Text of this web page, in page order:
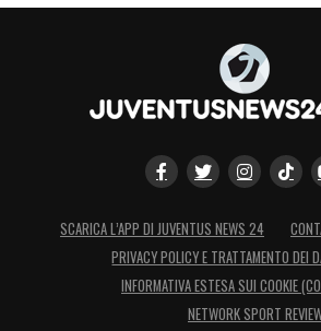
SCARICA L’APP DI JUVENTUS NEWS 24
PRIVACY POLICY E TRATTAMENTO DEI
INFORMATIVA ESTESA SUI COOKIE
NETWORK SPORT